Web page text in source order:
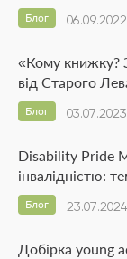
06.09.2022
Блог
«Кому книжку?
від Старого
03.07.2023
Блог
Disability Pride
інвалідністю:
23.07.2024
Блог
Добірка young